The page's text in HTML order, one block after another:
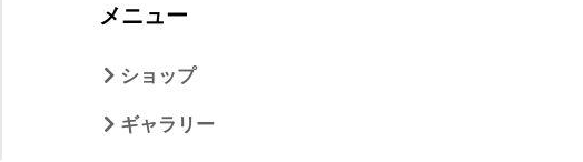
メニュー
ショップ
ギャラリー